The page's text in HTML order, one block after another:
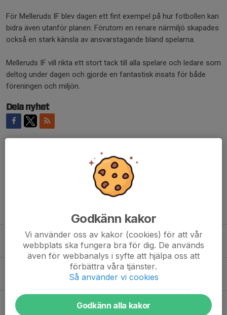
För Melleruds IF blev dagen ett fint exempel på hur fotbollen kan
bidra även utanför planen. Förutom en renare närmiljö skapades
också en stark känsla av ansvarstagande bland spelarna.
Melleruds IF vill rikta ett stort tack till alla spelare och ledare som
deltog under dagen och gjorde en fantastisk insats för både
föreningen och miljön.
Dela nyhet
Igår, 20:00 0
Stor invigning av Rådavallen - lördagen 15 augusti
5 aug, 12:00 0
Melleruds IF - IF Haga
Godkänn kakor
Vi använder oss av kakor (cookies) för att vår
webbplats ska fungera bra för dig. De används
även för webbanalys i syfte att hjälpa oss att
förbättra våra tjänster.
Så använder vi cookies
Godkänn alla kakor